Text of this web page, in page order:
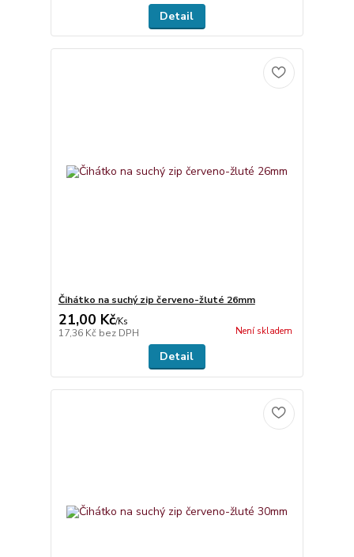
Detail
Čihátko na suchý zip červeno-žluté 26mm
21,00 Kč/Ks
17,36 Kč bez DPH Není skladem
Detail